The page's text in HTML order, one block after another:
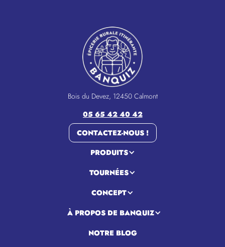
Bois du Devez, 12450 Calmont
05 65 42 40 42
CONTACTEZ-NOUS !
PRODUITS
TOURNÉES
CONCEPT
À PROPOS DE BANQUIZ
NOTRE BLOG